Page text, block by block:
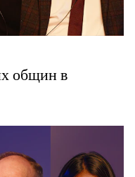
общин в